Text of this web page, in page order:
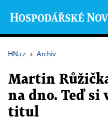
HN.cz › Archiv
Martin
na dno. Teď si
titul